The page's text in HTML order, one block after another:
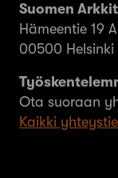
Suomen
Hämeentie 19 A
00500 Helsinki
Ota suoraan
Kaikki